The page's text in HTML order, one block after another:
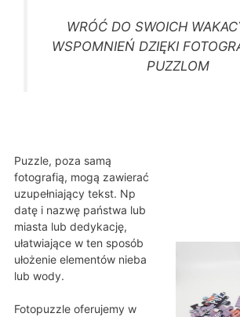
WRÓĆ DO SWOICH
WSPOMNIEŃ DZIĘKI
PUZZLOM
Puzzle, poza samą
fotografią, mogą zawierać
uzupełniający tekst. Np
datę i nazwę państwa lub
miasta lub dedykację,
ułatwiające w ten sposób
ułożenie elementów nieba
lub wody.
Fotopuzzle oferujemy w